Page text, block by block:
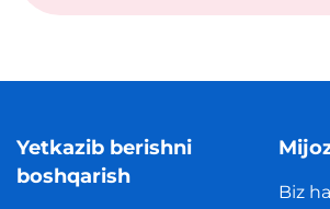
Yetkazib berishni
boshqarish
Biz